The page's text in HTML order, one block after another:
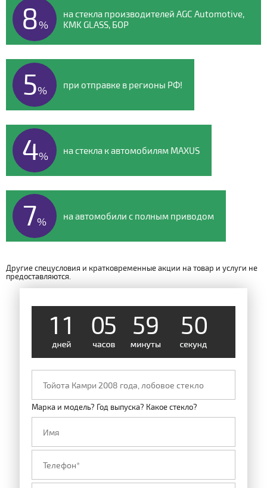
8%
на стекла производителей AGC Automotive,
KMK GLASS, БОР
5% при отправке в регионы РФ!
4% на стекла к автомобилям MAXUS
7% на автомобили с полным приводом
Другие спецусловия и кратковременные акции на товар и услуги не
предоставляются.
1 1 05 59
49
Марка и модель? Год выпуска? Какое стекло?